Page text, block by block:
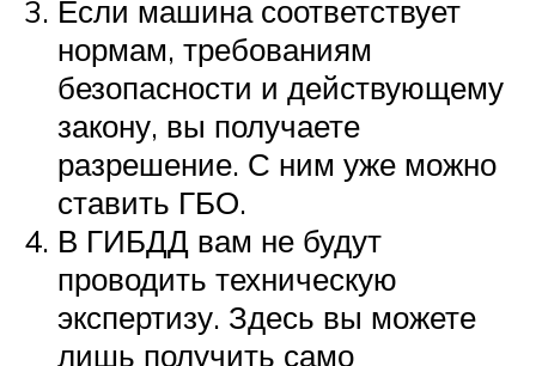
Если машина соответствует
нормам, требованиям
безопасности и действующему
закону, вы получаете
разрешение. С ним уже можно
ставить ГБО.
В ГИБДД вам не будут
проводить техническую
экспертизу. Здесь вы можете
лишь получить само